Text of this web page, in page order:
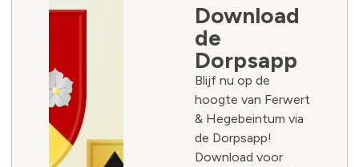
Download
de
Dorpsapp
Blijf nu op de
hoogte van Ferwert
& Hegebeintum via
de Dorpsapp!
Download voor